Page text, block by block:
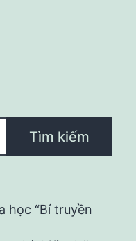
Tìm kiếm
học “Bí truyền